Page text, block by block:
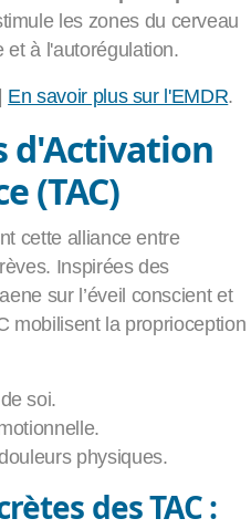
les zones du cerveau
et à l'autorégulation.
En savoir plus sur l'EMDR.
d'Activation
(TAC)
cette alliance entre
Inspirées des
sur l’éveil conscient et
mobilisent la proprioception
soi.
physiques.
des TAC :